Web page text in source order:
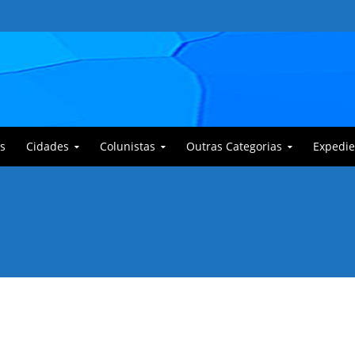
Cidades Colunistas Outras Categorias